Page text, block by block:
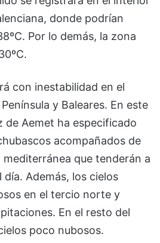
donde podrían
Por lo demás, la zona
con inestabilidad en el
y Baleares. En este
de Aemet ha especificado
acompañados de
que tenderán a
Además, los cielos
en el tercio norte y
En el resto del
poco nubosos.